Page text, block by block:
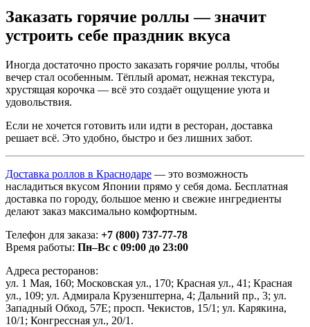
Заказать горячие роллы — значит
устроить себе праздник вкуса
Иногда достаточно просто заказать горячие роллы, чтобы
вечер стал особенным. Тёплый аромат, нежная текстура,
хрустящая корочка — всё это создаёт ощущение уюта и
удовольствия.
Если не хочется готовить или идти в ресторан, доставка
решает всё. Это удобно, быстро и без лишних забот.
Доставка роллов в Краснодаре — это возможность
насладиться вкусом Японии прямо у себя дома. Бесплатная
доставка по городу, большое меню и свежие ингредиенты
делают заказ максимально комфортным.
Телефон для заказа: +7 (800) 737-77-78
Время работы: Пн–Вс с 09:00 до 23:00
Адреса ресторанов:
ул. 1 Мая, 160; Московская ул., 170; Красная ул., 41; Красная
ул., 109; ул. Адмирала Крузенштерна, 4; Дальний пр., 3; ул.
Западный Обход, 57Е; просп. Чекистов, 15/1; ул. Карякина,
10/1; Конгрессная ул., 20/1.